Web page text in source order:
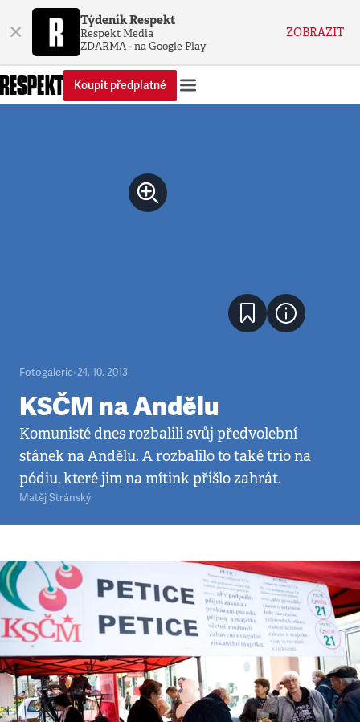
× Týdeník Respekt
Respekt Media
ZDARMA - na Google Play
ZOBRAZIT
Koupit předplatné
Fotogalerie•24. 10. 2013
KSČM na Andělu
Komunisté dnes rozbalili svůj předvolební
stánek na Andělu. A rozbalilo to také trio na
pódiu, které jim na mítink přišlo zahrát.
Matěj Stránský